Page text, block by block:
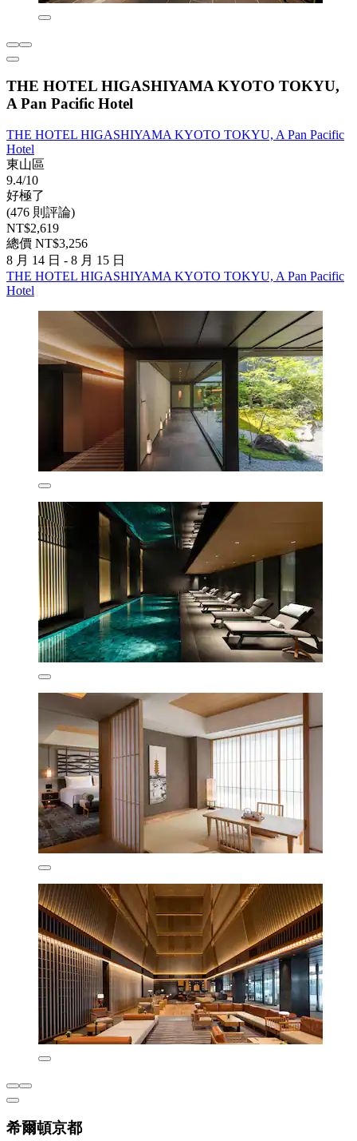
THE HOTEL HIGASHIYAMA KYOTO TOKYU,
A Pan Pacific Hotel
THE HOTEL HIGASHIYAMA KYOTO TOKYU, A Pan Pacific
Hotel
東山區
9.4/10
好極了
(476 則評論)
NT$2,619
總價 NT$3,256
8 月 14 日 - 8 月 15 日
THE HOTEL HIGASHIYAMA KYOTO TOKYU, A Pan Pacific
Hotel
希爾頓京都